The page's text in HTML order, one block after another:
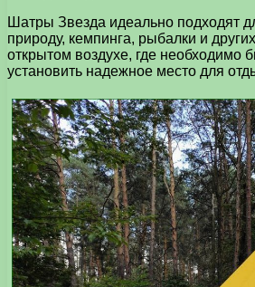
Шатры Звезда идеально подходят
природу, кемпинга, рыбалки и
открытом воздухе, где необходимо
установить надежное место для